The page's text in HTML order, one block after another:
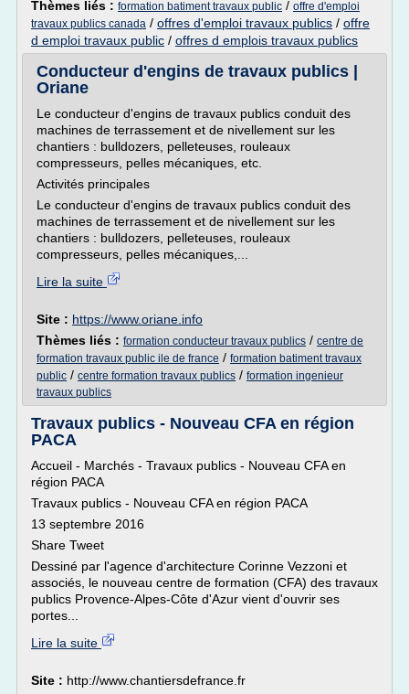
Thèmes liés : formation batiment travaux public / offre d'emploi
travaux publics canada / offres d'emploi travaux publics / offre
d emploi travaux public / offres d emplois travaux publics
Conducteur d'engins de travaux publics |
Oriane
Le conducteur d'engins de travaux publics conduit des
machines de terrassement et de nivellement sur les
chantiers : bulldozers, pelleteuses, rouleaux
compresseurs, pelles mécaniques, etc.
Activités principales
Le conducteur d'engins de travaux publics conduit des
machines de terrassement et de nivellement sur les
chantiers : bulldozers, pelleteuses, rouleaux
compresseurs, pelles mécaniques,...
Lire la suite
Site : https://www.oriane.info
Thèmes liés : formation conducteur travaux publics / centre de
formation travaux public ile de france / formation batiment travaux
public / centre formation travaux publics / formation ingenieur
travaux publics
Travaux publics - Nouveau CFA en région
PACA
Accueil - Marchés - Travaux publics - Nouveau CFA en
région PACA
Travaux publics - Nouveau CFA en région PACA
13 septembre 2016
Share Tweet
Dessiné par l'agence d'architecture Corinne Vezzoni et
associés, le nouveau centre de formation (CFA) des travaux
publics Provence-Alpes-Côte d'Azur vient d'ouvrir ses
portes...
Lire la suite
Site : http://www.chantiersdefrance.fr